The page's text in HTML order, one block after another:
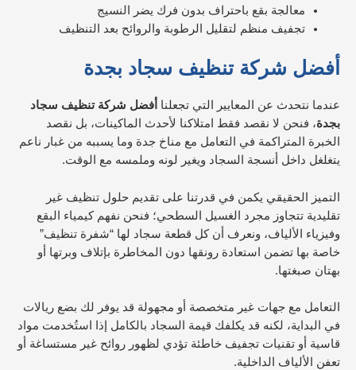
معالجة بقع باحتراف بدون فرك يضر النسيج
تجفيف منظم لتقليل الرطوبة والروائح بعد التنظيف
أفضل شركة تنظيف سجاد بجدة
عندما نتحدث عن المعايير التي تجعلنا أفضل شركة تنظيف سجاد
بجدة، فنحن لا نقصد فقط امتلاكنا لأحدث الماكينات، بل نقصد
الخبرة المتراكمة في التعامل مع مناخ جدة وما يسببه من غبار ناعم
يتغلغل داخل أنسجة السجاد ويغير لونه وملمسه مع الوقت.
التميز الحقيقي يكمن في قدرتنا على تقديم حلول تنظيف غير
تقليدية تتجاوز مجرد الغسيل السطحي؛ فنحن نفهم كيمياء البقع
وفيزياء الألياف، ونعرف أن كل قطعة سجاد لها “شفرة تنظيف”
خاصة بها تضمن استعادة رونقها دون المخاطرة بإتلاف وبرتها أو
بهتان صبغتها.
التعامل مع جهات غير متخصصة أو مجهولة قد يوفر لك بضع ريالات
في البداية، لكنه قد يكلفك قيمة السجاد بالكامل إذا استُخدمت مواد
قاسية أو تقنيات تجفيف خاطئة تؤدي لظهور روائح غير مستساغة أو
تعفن الألياف الداخلية.